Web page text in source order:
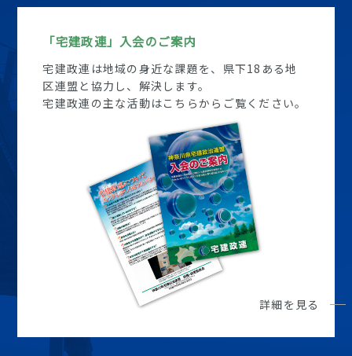
「宅建政連」入会のご案内
宅建政連は地域の身近な課題を、県下18ある地
区連盟と協力し、解決します。
宅建政連の主な活動はこちらからご覧ください。
詳細を見る